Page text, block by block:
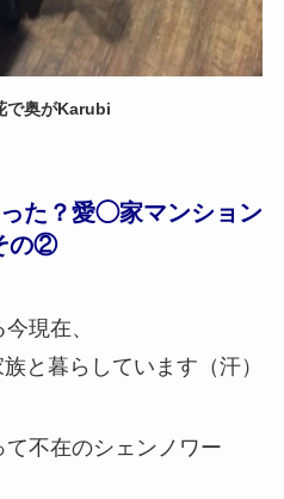
で奥がKarubi
た？愛◯家マンション
の②
現在、
と暮らしています（汗）
不在のシェンノワー